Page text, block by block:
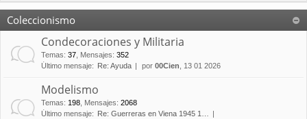
Coleccionismo
Condecoraciones y Militaria
Temas: 37 Mensajes: 352
Último mensaje:
Re: Ayuda por 00Cien , 13 01 2026
Modelismo
Temas: 198 Mensajes: 2068
Último mensaje:
Re: Guerreras en Viena 1945 1…